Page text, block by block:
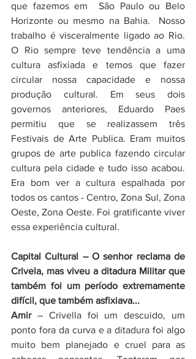
que fazemos em  São Paulo ou Belo
Horizonte ou mesmo na Bahia.  Nosso
trabalho é visceralmente ligado ao Rio.
O Rio sempre teve tendência a uma
cultura asfixiada e temos que fazer
circular nossa capacidade e nossa
produção cultural. Em seus dois
governos anteriores, Eduardo Paes
permitiu que se realizassem três
Festivais de Arte Publica. Eram muitos
grupos de arte publica fazendo circular
cultura pela cidade e tudo isso acabou.
Era bom ver a cultura espalhada por
todos os cantos - Centro, Zona Sul, Zona
Oeste, Zona Oeste. Foi gratificante viver
essa experiência cultural.
Capital Cultural – O senhor reclama de
Crivela, mas viveu a ditadura Militar que
também foi um período extremamente
difícil, que também asfixiava...
Amir – Crivella foi um descuido, um
ponto fora da curva e a ditadura foi algo
muito bem planejado e cruel para as